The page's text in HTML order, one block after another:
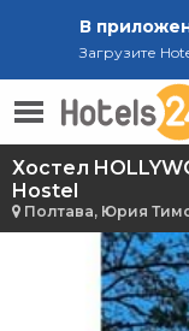
В
Загрузите
Хостел
Hostel
Полтава, Юрия